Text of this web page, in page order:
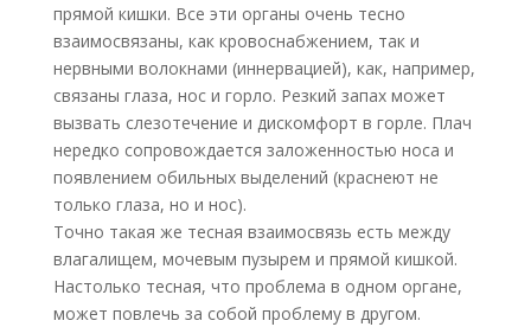
прямой кишки. Все эти органы очень тесно
взаимосвязаны, как кровоснабжением, так и
нервными волокнами (иннервацией), как, например,
связаны глаза, нос и горло. Резкий запах может
вызвать слезотечение и дискомфорт в горле. Плач
нередко сопровождается заложенностью носа и
появлением обильных выделений (краснеют не
только глаза, но и нос).
Точно такая же тесная взаимосвязь есть между
влагалищем, мочевым пузырем и прямой кишкой.
Настолько тесная, что проблема в одном органе,
может повлечь за собой проблему в другом.